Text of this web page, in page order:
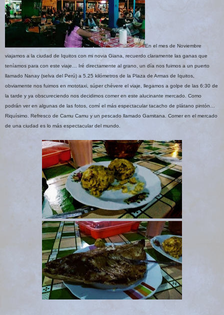
En el mes de Noviembre
viajamos a la ciudad de Iquitos con mi novia Giana, recuerdo claramente las ganas que
teníamos para con este viaje… Iré directamente al grano, un día nos fuimos a un puerto
llamado Nanay (selva del Perú) a 5.25 kilómetros de la Plaza de Armas de Iquitos,
obviamente nos fuimos en mototaxi, súper chévere el viaje, llegamos a golpe de las 6:30 de
la tarde y ya obscureciendo nos decidimos comer en este alucinante mercado. Como
podrán ver en algunas de las fotos, comí el más espectacular tacacho de plátano pintón…
Riquísimo. Refresco de Camu Camu y un pescado llamado Gamitana. Comer en el mercado
de una ciudad es lo más espectacular del mundo.